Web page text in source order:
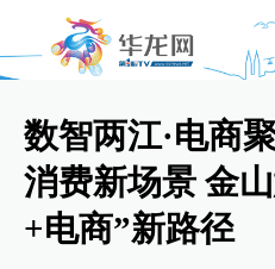
数智两江·电商
消费新场景 金
+电商”新路径